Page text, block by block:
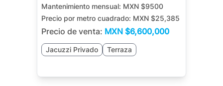
Mantenimiento mensual: MXN $9500
Precio por metro cuadrado: MXN $25,385
Precio de venta: MXN $6,600,000
Jacuzzi Privado Terraza